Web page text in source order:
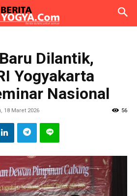
Dilantik,
Yogyakarta
Nasional
18 Maret 2026 56